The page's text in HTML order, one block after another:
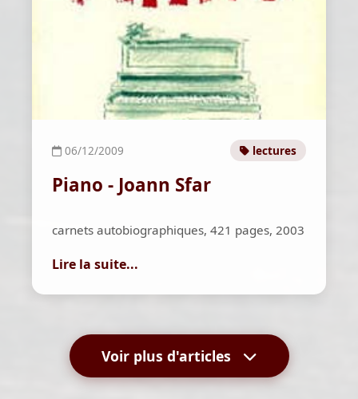
06/12/2009 lectures
Piano - Joann Sfar
carnets autobiographiques, 421 pages, 2003
Lire la suite...
Voir plus d'articles